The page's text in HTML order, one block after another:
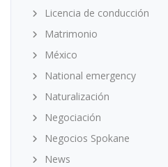
Licencia de conducción
Matrimonio
México
National emergency
Naturalización
Negociación
Negocios Spokane
News